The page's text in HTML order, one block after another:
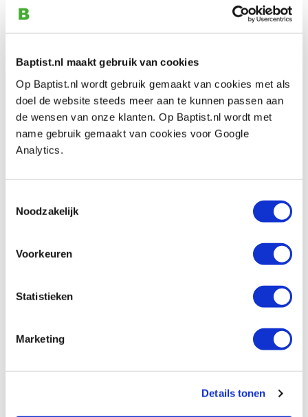
Baptist.nl maakt gebruik van cookies
Op Baptist.nl wordt gebruik gemaakt van cookies met als
doel de website steeds meer aan te kunnen passen aan
de wensen van onze klanten. Op Baptist.nl wordt met
name gebruik gemaakt van cookies voor Google
Analytics.
Noodzakelijk
Voorkeuren
Statistieken
Marketing
Details tonen
Sorby Sovereign Ultima Hollowing
systeem 960 mm incl. handvat
Artikelnummer: 20931
€ 386,00 incl. btw
Niet op voorraad, mail ons voor de levertijd
Vergelijken
klein
€ 55,05 incl. btw